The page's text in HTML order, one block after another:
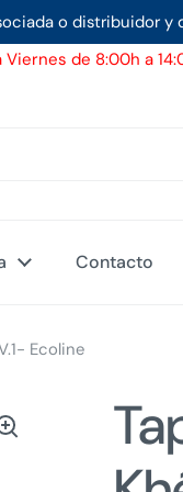
o distribuidor y
de 8:00h a
Contacto
Ecoline